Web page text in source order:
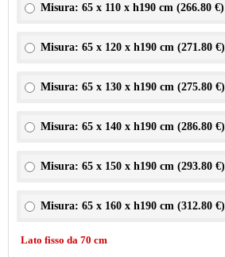
Misura: 65 x 110 x h190 cm (266.80 €)
Misura: 65 x 120 x h190 cm (271.80 €)
Misura: 65 x 130 x h190 cm (275.80 €)
Misura: 65 x 140 x h190 cm (286.80 €)
Misura: 65 x 150 x h190 cm (293.80 €)
Misura: 65 x 160 x h190 cm (312.80 €)
Lato fisso da 70 cm